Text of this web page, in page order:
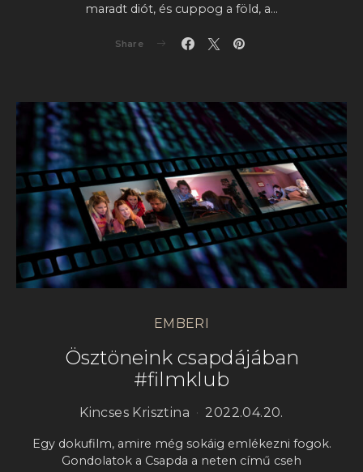
maradt diót, és cuppog a föld, a…
Share
EMBERI
Ösztöneink csapdájában
#filmklub
Kincses Krisztina 2022.04.20.
Egy dokufilm, amire még sokáig emlékezni fogok.
Gondolatok a Csapda a neten című cseh